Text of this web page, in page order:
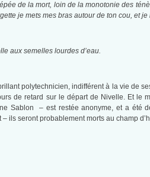
de la mort, loin de la monotonie des
je mets mes bras autour de ton cou, et je
aux semelles lourdes d’eau.
polytechnicien, indifférent à la vie de
de retard sur le départ de Nivelle. Et le
Sablon – est restée anonyme, et a été
ils seront probablement morts au champ